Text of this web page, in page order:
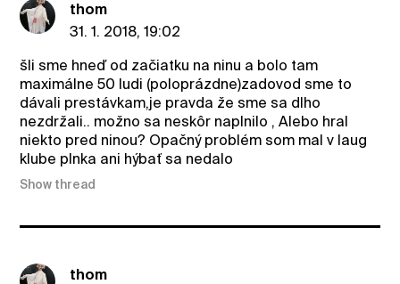
thom
31. 1. 2018, 19:02
šli sme hneď od začiatku na ninu a bolo tam
maximálne 50 ludi (poloprázdne)zadovod sme to
dávali prestávkam,je pravda že sme sa dlho
nezdržali.. možno sa neskôr naplnilo , Alebo hral
niekto pred ninou? Opačný problém som mal v laug
klube plnka ani hýbať sa nedalo
Show thread
thom